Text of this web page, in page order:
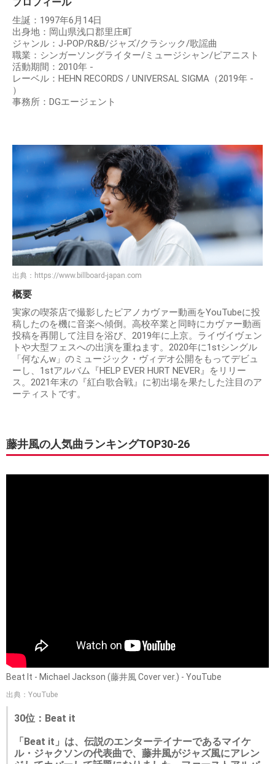
生誕：1997年6月14日
出身地：岡山県浅口郡里庄町
ジャンル：J-POP/R&B/ジャズ/クラシック/歌謡曲
職業：シンガーソングライター/ミュージシャン/ピアニスト
活動期間：2010年 -
レーベル：HEHN RECORDS / UNIVERSAL SIGMA（2019年 -
）
事務所：DGエージェント
出典： https://www.billboard-japan.com
概要
実家の喫茶店で撮影したピアノカヴァー動画をYouTubeに投
稿したのを機に音楽へ傾倒。高校卒業と同時にカヴァー動画
投稿を再開して注目を浴び、2019年に上京。ライヴイヴェン
トや大型フェスへの出演を重ねます。2020年に1stシングル
「何なんw」のミュージック・ヴィデオ公開をもってデビュ
ーし、1stアルバム『HELP EVER HURT NEVER』をリリー
ス。2021年末の『紅白歌合戦』に初出場を果たした注目のア
ーティストです。
藤井風の人気曲ランキングTOP30-26
Beat It - Michael Jackson (藤井風 Cover ver.) - YouTube
出典：YouTube
30位：Beat it
「Beat it」は、伝説のエンターテイナーであるマイケ
ル・ジャクソンの代表曲で、藤井風がジャズ風にアレン